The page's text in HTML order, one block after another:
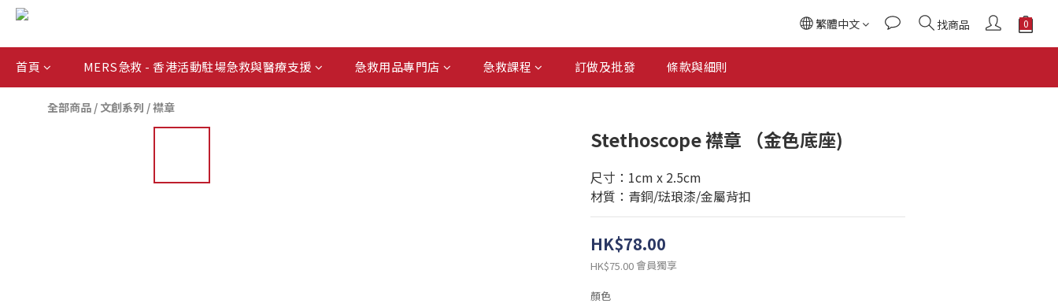
繁體中文 找商品
首頁 MERS急救 - 香港活動駐場急救與醫療支援 急救用品專門店 急救課程 訂做及批發 條款與細則
全部商品 / 文創系列 /襟章
Stethoscope 襟章 （金色底座)
尺寸：1cm x 2.5cm
材質：青銅/琺琅漆/金屬背扣
HK$78.00
HK$75.00會員獨享
顏色
立即購買